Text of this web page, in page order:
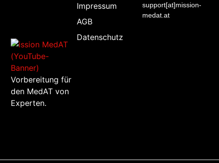
Vorbereitung für
den MedAT von
Experten.
Impressum
AGB
Datenschutz
support[at]mission-
medat.at